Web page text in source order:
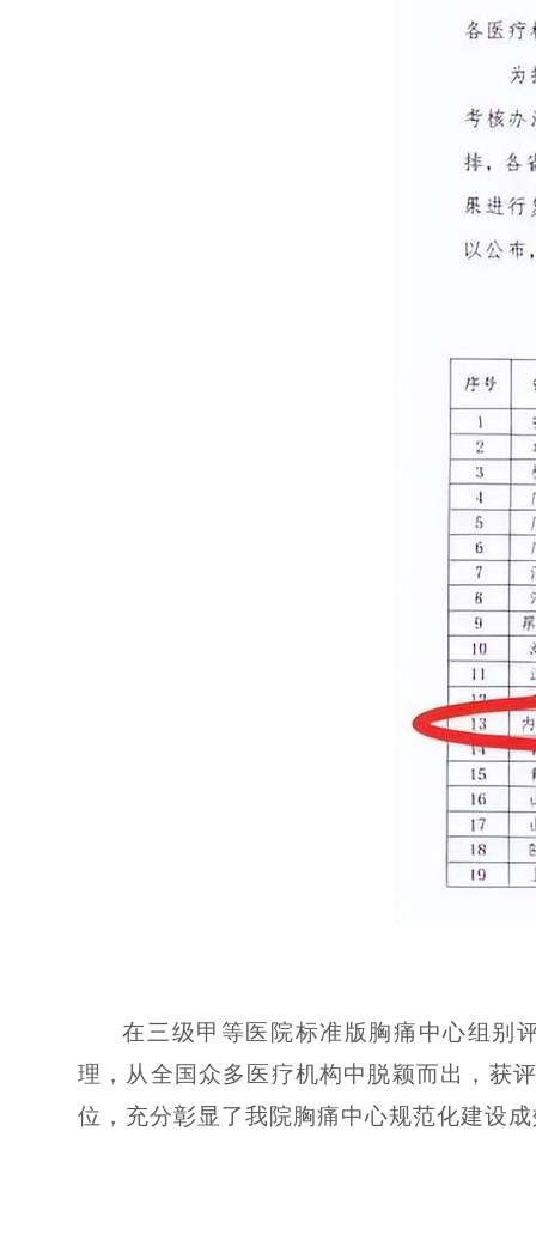
在三级甲等医院标准版胸痛中心组别
理，从全国众多医疗机构中脱颖而出，获
位，充分彰显了我院胸痛中心规范化建设